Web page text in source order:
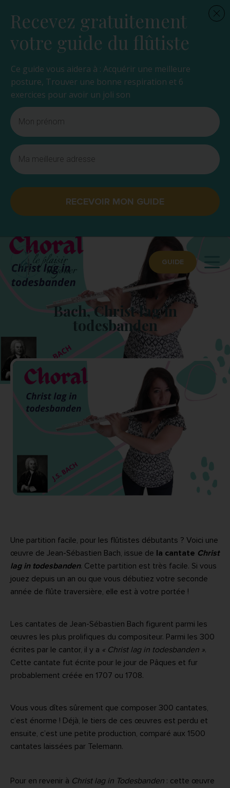
GUIDE
Bach, Christ lag in
todesbanden
Une partition facile, pour les flûtistes débutants ? Voici une
œuvre de Jean-Sébastien Bach, issue de la cantate Christ
lag in todesbanden. Cette partition est très facile. Si vous
jouez depuis un an ou que vous débutiez votre seconde
année de flûte traversière, elle est à votre portée !
Les cantates de Jean-Sébastien Bach figurent parmi les
œuvres les plus prolifiques du compositeur. Parmi les 300
écrites par le cantor, il y a « Christ lag in todesbanden ».
Cette cantate fut écrite pour le jour de Pâques et fur
probablement créée en 1707 ou 1708.
Vous vous dîtes sûrement que composer 300 cantates,
c’est énorme ! Déjà, le tiers de ces œuvres est perdu et
ensuite, c’est une petite production, comparé aux 1500
cantates laissées par Telemann.
Pour en revenir à Christ lag in Todesbanden : cette œuvre
Recevez gratuitement
votre guide du flûtiste
Ce guide vous aidera à : Acquérir une meilleure
posture, Trouver une bonne respiration et 6
exercices pour avoir un joli son
RECEVOIR MON GUIDE